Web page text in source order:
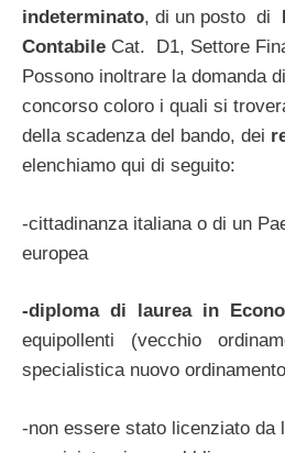
indeterminato, di un posto di
Contabile Cat. D1, Settore
Possono inoltrare la domanda
concorso coloro i quali si
della scadenza del bando, dei
elenchiamo qui di seguito:
-cittadinanza italiana o di un
europea
-diploma di laurea in
equipollenti (vecchio
specialistica nuovo
-non essere stato licenziato da